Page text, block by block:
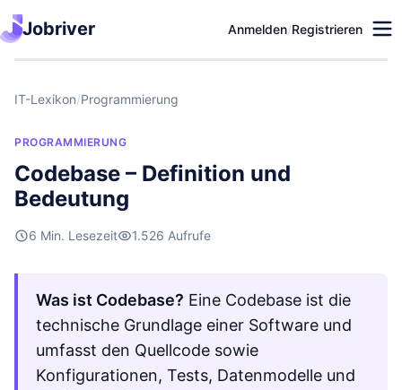
Jobriver Anmelden/Registrieren
IT-Lexikon/Programmierung
PROGRAMMIERUNG
Codebase – Definition und
Bedeutung
6 Min. Lesezeit 1.526 Aufrufe
Was ist Codebase? Eine Codebase ist die
technische Grundlage einer Software und
umfasst den Quellcode sowie
Konfigurationen, Tests, Datenmodelle und